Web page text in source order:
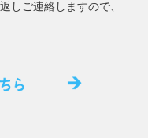
しご連絡しますので、